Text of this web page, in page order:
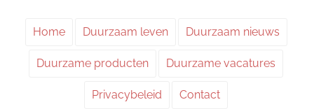
Home Duurzaam leven Duurzaam nieuws
Duurzame producten Duurzame vacatures
Privacybeleid Contact